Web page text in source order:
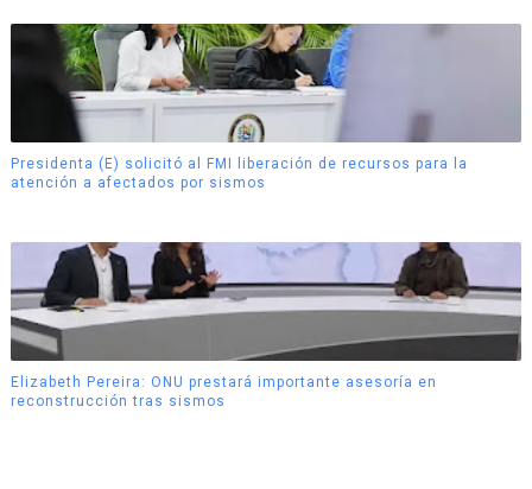
Presidenta (E) solicitó al FMI liberación de recursos para la
atención a afectados por sismos
Elizabeth Pereira: ONU prestará importante asesoría en
reconstrucción tras sismos